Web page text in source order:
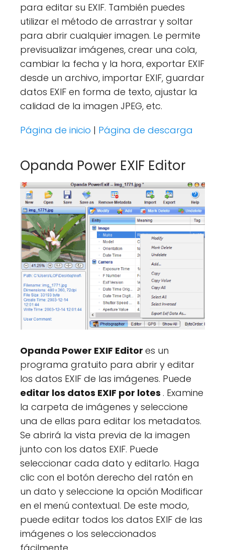
para editar su EXIF. También puedes
utilizar el método de arrastrar y soltar
para abrir cualquier imagen. Le permite
previsualizar imágenes, crear una cola,
cambiar la fecha y la hora, exportar EXIF
desde un archivo, importar EXIF, guardar
datos EXIF en forma de texto, ajustar la
calidad de la imagen JPEG, etc.
Página de inicio | Página de descarga
Opanda Power EXIF Editor
Opanda Power EXIF Editor es un
programa gratuito para abrir y editar
los datos EXIF de las imágenes. Puede
editar los datos EXIF por lotes . Examine
la carpeta de imágenes y seleccione
una de ellas para editar los metadatos.
Se abrirá la vista previa de la imagen
junto con los datos EXIF. Puede
seleccionar cada dato y editarlo. Haga
clic con el botón derecho del ratón en
un dato y seleccione la opción Modificar
en el menú contextual. De este modo,
puede editar todos los datos EXIF de las
imágenes o los seleccionados